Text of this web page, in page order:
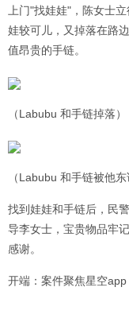
上门"找娃娃"，陈女士
娃较可儿，又掉落在路
值昂贵的手链。
（Labubu 和手链掉落）
（Labubu 和手链被他东
找到娃娃和手链后，民
导李女士，宝贵物品牢
感谢。
开端：案件聚焦星空app